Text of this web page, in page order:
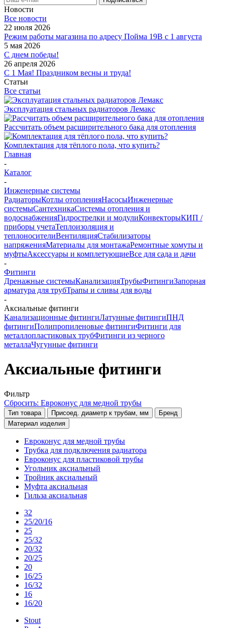
Новости
Все новости
22 июля 2026
Режим работы магазина по адресу Пойма 19В с 1 августа
5 мая 2026
С днем победы!
26 апреля 2026
С 1 Мая! Праздником весны и труда!
Статьи
Все статьи
Эксплуатация стальных радиаторов Лемакс
Рассчитать объем расширительного бака для отопления
Комплектация для тёплого пола, что купить?
Главная
-
Каталог
-
Инженерные системы
РадиаторыКотлы отопленияНасосыИнженерные
системыСантехникаСистемы отопления и
водоснабженияГидрострелки и модулиКонвекторыКИП /
приборы учетаТеплоизоляция и
теплоносителиВентиляцияСтабилизаторы
напряженияМатериалы для монтажаРемонтные хомуты и
муфтыАксессуары и комплетующиеВсе для сада и дачи
-
Фитинги
Дренажные системыКанализацияТрубыФитингиЗапорная
арматура для трубТрапы и сливы для воды
-
Аксиальные фитинги
Канализационные фитингиЛатунные фитингиПНД
фитингиПолипропиленовые фитингиФитинги для
металлопластиковых трубФитинги из черного
металлаЧугунные фитинги
Аксиальные фитинги
Фильтр
Сбросить: Евроконус для медной трубы
Тип товара Присоед. диаметр к трубам, мм
Бренд
Материал изделия
Евроконус для медной трубы
Трубка для подключения радиатора
Евроконус для пластиковой трубы
Угольник аксиальный
Тройник аксиальный
Муфта аксиальная
Гильза аксиальная
32
25/20/16
25
25/32
20/32
20/25
20
16/25
16/32
16
16/20
Stout